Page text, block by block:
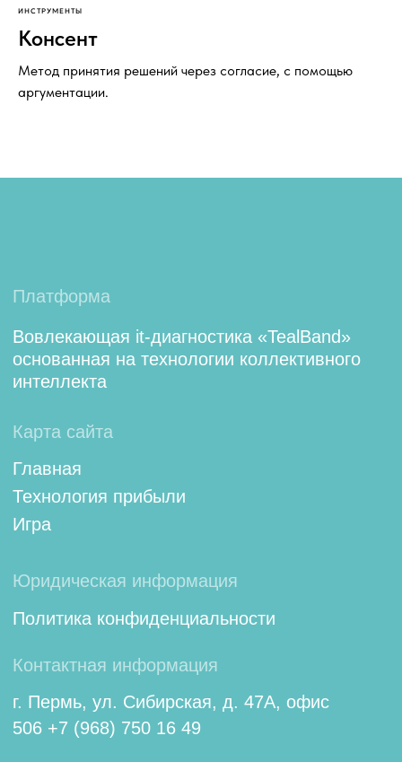
ИНСТРУМЕНТЫ
Консент
Метод принятия решений через согласие, с помощью
аргументации.